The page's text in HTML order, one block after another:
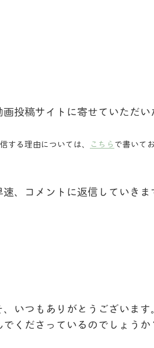
画投稿サイトに寄せていただ
する理由については、 こちら で書いて
速、コメントに返信していきま
、いつもありがとうございます
でくださっているのでしょうか